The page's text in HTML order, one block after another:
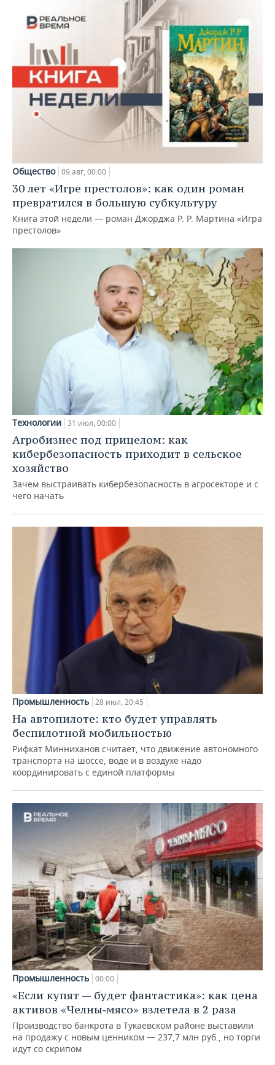
Общество 09 авг, 00:00
30 лет «Игре престолов»: как один роман
превратился в большую субкультуру
Книга этой недели — роман Джорджа Р. Р. Мартина «Игра
престолов»
Технологии 31 июл, 00:00
Агробизнес под прицелом: как
кибербезопасность приходит в сельское
хозяйство
Зачем выстраивать кибербезопасность в агросекторе и с
чего начать
Промышленность 28 июл, 20:45
На автопилоте: кто будет управлять
беспилотной мобильностью
Рифкат Минниханов считает, что движение автономного
транспорта на шоссе, воде и в воздухе надо
координировать с единой платформы
Промышленность 00:00
«Если купят — будет фантастика»: как цена
активов «Челны‑мясо» взлетела в 2 раза
Производство банкрота в Тукаевском районе выставили
на продажу с новым ценником — 237,7 млн руб., но торги
идут со скрипом